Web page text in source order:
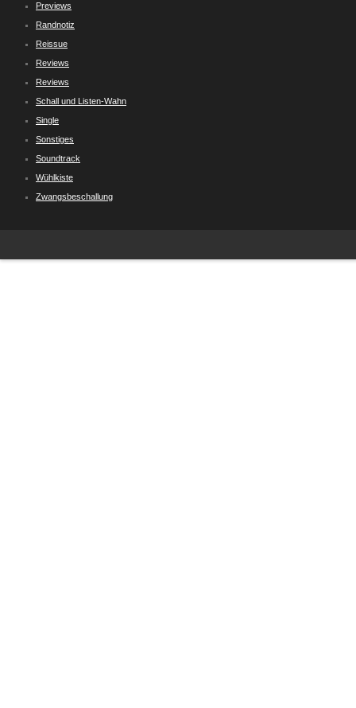
Previews
Randnotiz
Reissue
Reviews
Reviews
Schall und Listen-Wahn
Single
Sonstiges
Soundtrack
Wühlkiste
Zwangsbeschallung